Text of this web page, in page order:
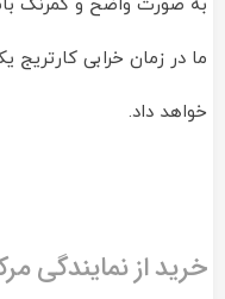
به صورت واضح و کمرنگ
ما در زمان خرابی کارتریج
خواهد داد.
خرید از نمایندگی